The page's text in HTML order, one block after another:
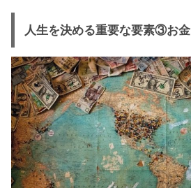
人生を決める重要な要素③お金